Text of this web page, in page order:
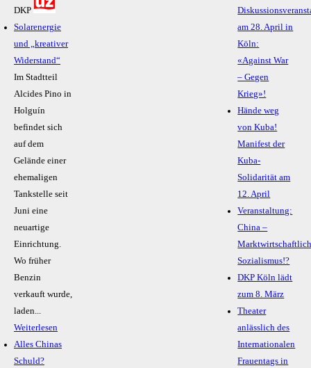
DKP
Solarenergie
und „kreativer
Widerstand“
Im Stadtteil
Alcides Pino in
Holguín
befindet sich
auf dem
Gelände einer
ehemaligen
Tankstelle seit
Juni eine
neuartige
Einrichtung.
Wo früher
Benzin
verkauft wurde,
laden...
Weiterlesen
Alles Chinas
Schuld?
am 28. April in
Köln:
«Against War
– Gegen
Krieg»!
Hände weg
von Kuba!
Manifest der
Kuba-
Solidarität am
12. April
Veranstaltung:
China –
Sozialismus!?
DKP Köln lädt
zum 8. März
Theater
anlässlich des
Internationalen
Frauentags in